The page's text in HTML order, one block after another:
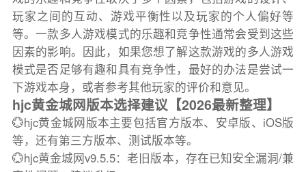
玩家之间的互动、游戏平衡性以及玩家的个人偏好等
等。一款多人游戏模式的乐趣和竞争性通常会受到这些
因素的影响。因此，如果您想了解这款游戏的多人游戏
模式是否足够有趣和具有竞争性，最好的办法是尝试一
下游戏本身，或者参考其他玩家的评价和意见。
hjc黄金城网版本选择建议【2026最新整理】
💮hjc黄金城网版本主要包括官方版本、安卓版、iOS版
等，还有第三方版本、测试版本等。
💮hjc黄金城网v9.5.5：老旧版本，存在已知安全漏洞/兼